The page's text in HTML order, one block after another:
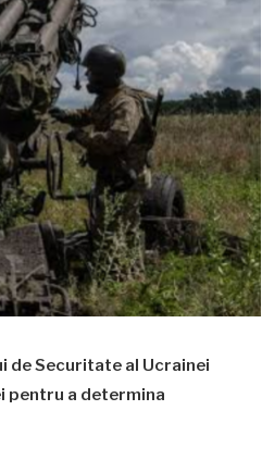
de Securitate al Ucrainei
pentru a determina